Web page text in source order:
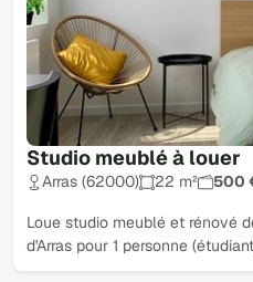
Studio meublé à louer
Arras (62000) 22 m² 500
Loue studio meublé et rénové
d'Arras pour 1 personne